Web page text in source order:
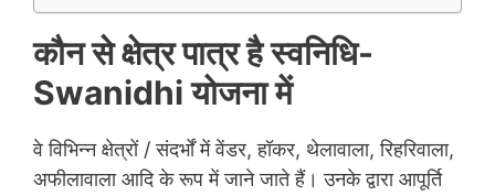
कौन से क्षेत्र पात्र है स्वनिधि-
Swanidhi योजना में
वे विभिन्न क्षेत्रों / संदर्भों में वेंडर, हॉकर, थेलावाला, रिहरिवाला,
अफीलावाला आदि के रूप में जाने जाते हैं। उनके द्वारा आपूर्ति